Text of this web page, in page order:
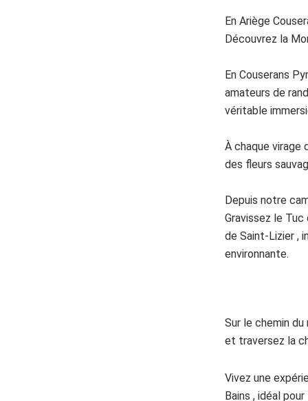
En Ariège
Découvrez la
En Couserans
amateurs de
véritable
À chaque virage
des fleurs
Depuis notre
Gravissez le
de Saint-Lizier ,
environnante.
Sur le chemin
et traversez la
Vivez une
Bains , idéal